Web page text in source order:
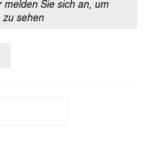
melden Sie sich an, um
zu sehen